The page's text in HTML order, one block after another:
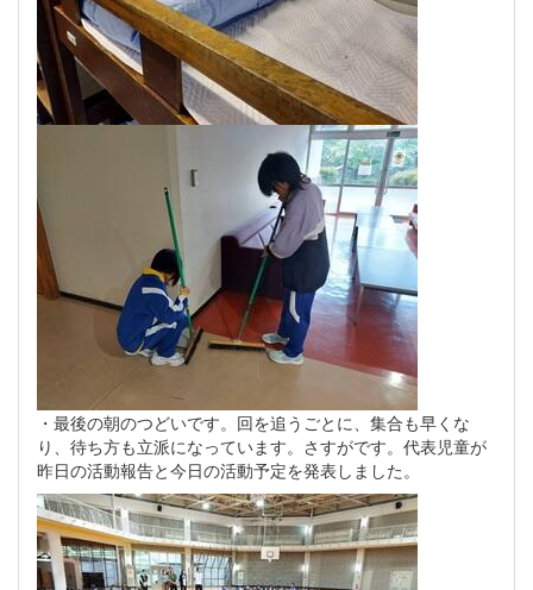
・最後の朝のつどいです。回を追うごとに、集合も早くな
り、待ち方も立派になっています。さすがです。代表児童が
昨日の活動報告と今日の活動予定を発表しました。